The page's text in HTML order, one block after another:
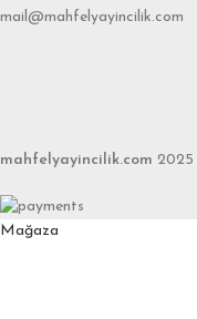
mail@mahfelyayincilik.com
mahfelyayincilik.com 2025
Mağaza